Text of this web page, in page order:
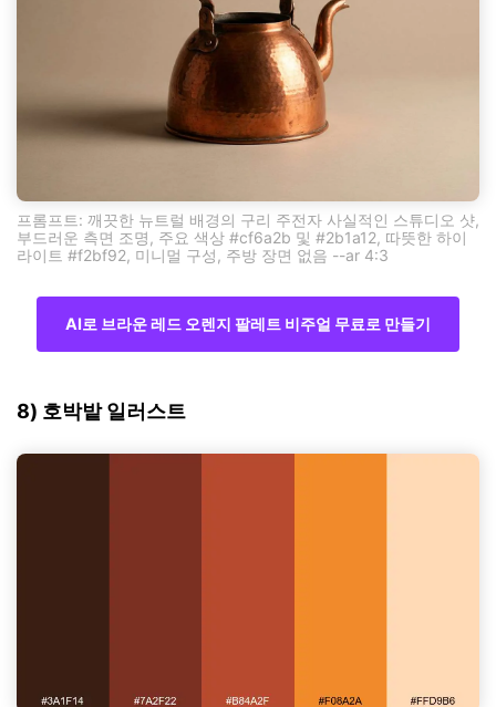
프롬프트: 깨끗한 뉴트럴 배경의 구리 주전자 사실적인 스튜디오 샷,
부드러운 측면 조명, 주요 색상 #cf6a2b 및 #2b1a12, 따뜻한 하이
라이트 #f2bf92, 미니멀 구성, 주방 장면 없음 --ar 4:3
AI로 브라운 레드 오렌지 팔레트 비주얼 무료로 만들기
8) 호박밭 일러스트